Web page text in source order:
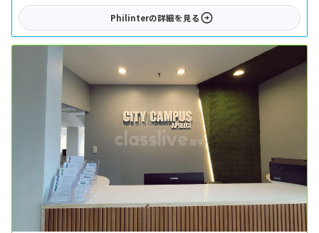
Philinterの詳細を見る